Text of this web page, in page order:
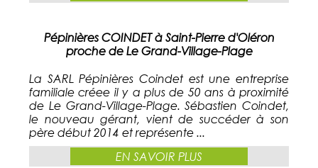
Pépinières COINDET à Saint-Pierre d'Oléron
proche de Le Grand-Village-Plage
La SARL Pépinières Coindet est une entreprise
familiale créee il y a plus de 50 ans à proximité
de Le Grand-Village-Plage. Sébastien Coindet,
le nouveau gérant, vient de succéder à son
père début 2014 et représente ...
EN SAVOIR PLUS